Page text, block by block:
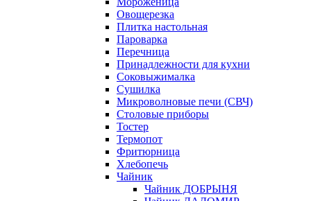
Овощерезка
Плитка настольная
Пароварка
Перечница
Принадлежности для кухни
Соковыжималка
Сушилка
Микроволновые печи (СВЧ)
Столовые приборы
Тостер
Термопот
Фритюрница
Хлебопечь
Чайник
Чайник ДОБРЫНЯ